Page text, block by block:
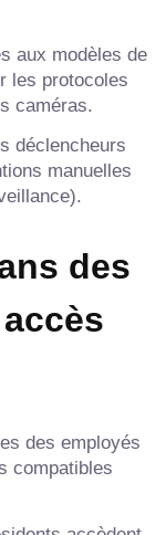
aux modèles de
les protocoles
caméras.
déclencheurs
manuelles
des
des employés
compatibles